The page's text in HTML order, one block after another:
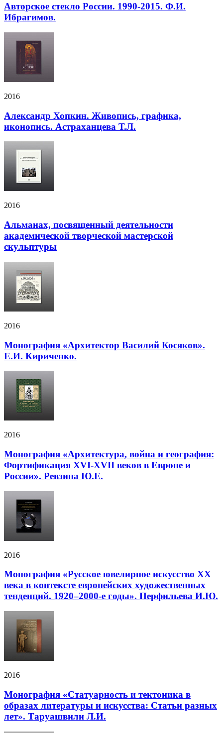
Авторское стекло России. 1990-2015. Ф.И.
Ибрагимов.
2016
Александр Хопкин. Живопись, графика,
иконопись. Астраханцева Т.Л.
2016
Альманах, посвященный деятельности
академической творческой мастерской
скульптуры
2016
Монография «Архитектор Василий Косяков».
Е.И. Кириченко.
2016
Монография «Архитектура, война и география:
Фортификация XVI-XVII веков в Европе и
России». Ревзина Ю.Е.
2016
Монография «Русское ювелирное искусство ХХ
века в контексте европейских художественных
тенденций. 1920–2000-е годы». Перфильева И.Ю.
2016
Монография «Статуарность и тектоника в
образах литературы и искусства: Статьи разных
лет». Таруашвили Л.И.